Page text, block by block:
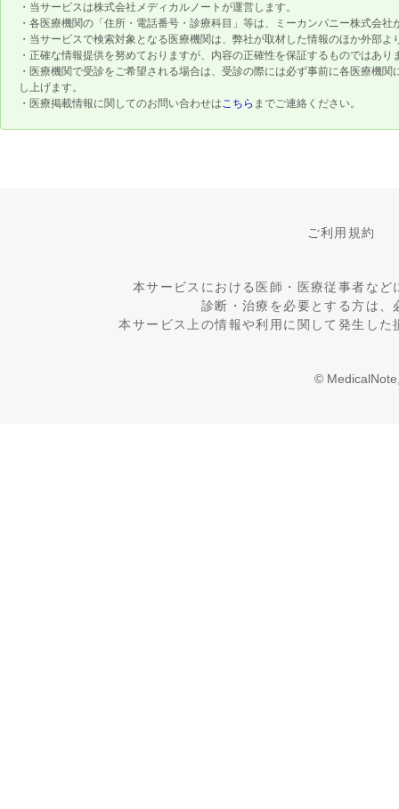
・当サービスは株式会社メディカルノートが運営します。
・各医療機関の「住所・電話番号・診療科目」等は、ミーカンパニー株式会
・当サービスで検索対象となる医療機関は、弊社が取材した情報のほか外部
・正確な情報提供を努めておりますが、内容の正確性を保証するものではあり
・医療機関で受診をご希望される場合は、受診の際には必ず事前に各医療機
し上げます。
・医療掲載情報に関してのお問い合わせはこちら までご連絡ください。
ご利用規約
本サービスにおける医師・医療従事者な
診断・治療を必要とする方は
本サービス上の情報や利用に関して発生し
©